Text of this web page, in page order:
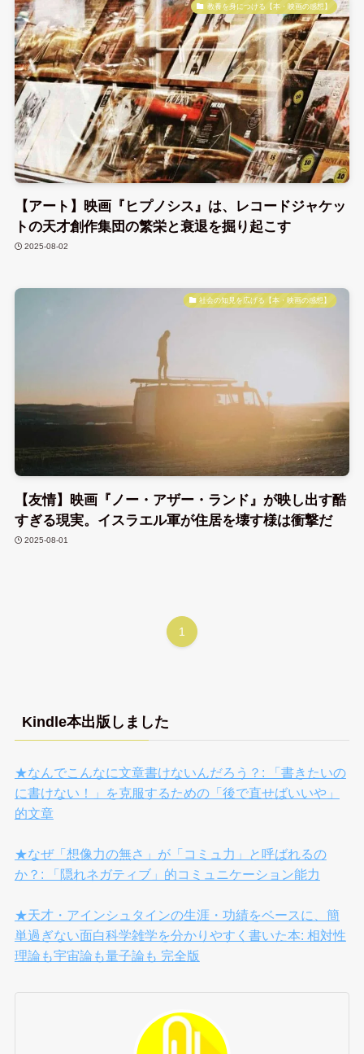
教養を身につける【本・映画の感想】
【アート】映画『ヒプノシス』は、レコードジャケッ
トの天才創作集団の繁栄と衰退を掘り起こす
2025-08-02
社会の知見を広げる【本・映画の感想】
【友情】映画『ノー・アザー・ランド』が映し出す酷
すぎる現実。イスラエル軍が住居を壊す様は衝撃だ
2025-08-01
1
Kindle本出版しました
★なんでこんなに文章書けないんだろう？: 「書きたいの
に書けない！」を克服するための「後で直せばいいや」
的文章
★なぜ「想像力の無さ」が「コミュ力」と呼ばれるの
か？: 「隠れネガティブ」的コミュニケーション能力
★天才・アインシュタインの生涯・功績をベースに、簡
単過ぎない面白科学雑学を分かりやすく書いた本: 相対性
理論も宇宙論も量子論も 完全版